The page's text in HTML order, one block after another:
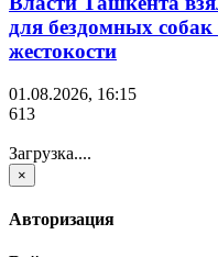
для бездомных
жестокости
01.08.2026, 16:15
613
Загрузка....
×
Авторизация